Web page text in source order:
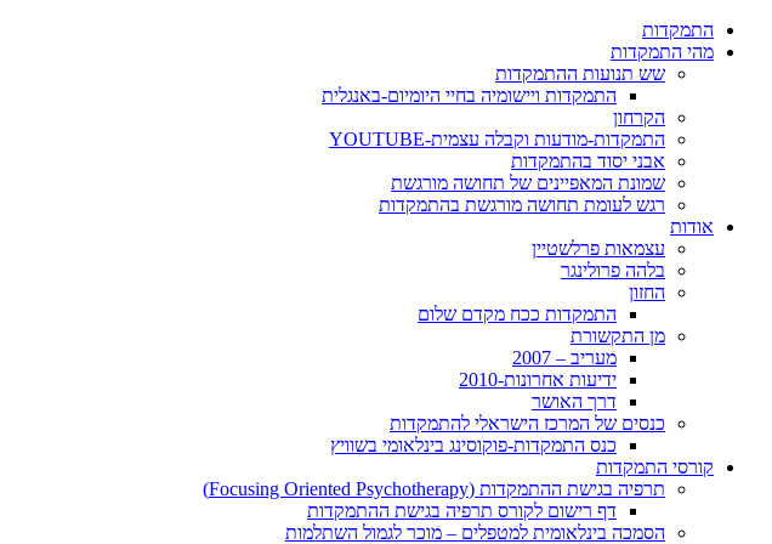
התמקדות
מהי התמקדות
שש תנועות ההתמקדות
התמקדות ויישומיה בחיי היומיום-באנגלית
הקרחון
התמקדות-מודעות וקבלה עצמית-YOUTUBE
אבני יסוד בהתמקדות
שמונת המאפיינים של תחושה מורגשת
רגש לעומת תחושה מורגשת בהתמקדות
אודות
עצמאות פרלשטיין
בלהה פרולינגר
החזון
התמקדות ככח מקדם שלום
מן התקשורת
מעריב – 2007
ידיעות אחרונות-2010
דרך האושר
כנסים של המרכז הישראלי להתמקדות
כנס התמקדות-פוקוסינג בינלאומי בשוויץ
קורסי התמקדות
תרפיה בגישת ההתמקדות (Focusing Oriented Psychotherapy)
דף רישום לקורס תרפיה בגישת ההתמקדות
הסמכה בינלאומית למטפלים – מוכר לגמול השתלמות